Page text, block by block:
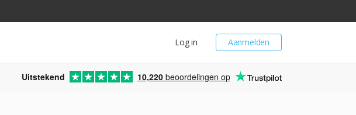
Aanmelden
Log in
Uitstekend 10,220 beoordelingen op